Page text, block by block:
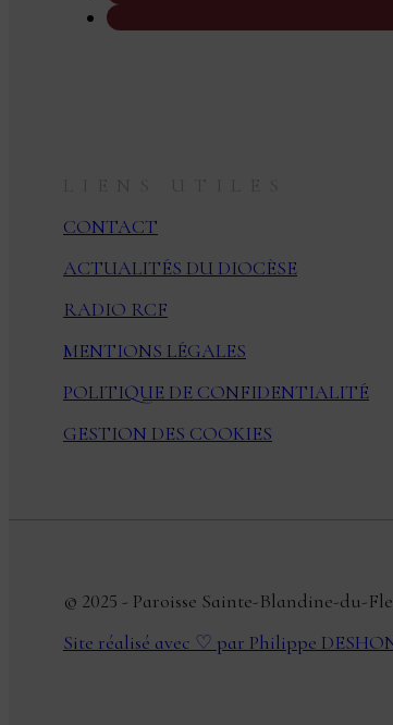
CONTACT
ACTUALITÉS DU DIOCÈSE
RADIO RCF
MENTIONS LÉGALES
POLITIQUE DE CONFIDENTIALITÉ
GESTION DES COOKIES
© 2025 - Paroisse Sainte-Blandine-du-
Site réalisé avec ♡ par Philippe